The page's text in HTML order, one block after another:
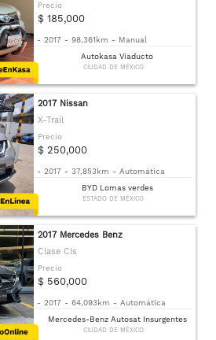
Precio
$ 185,000
- 2017 - 98,361km - Manual
Autokasa Viaducto
CIUDAD DE MÉXICO
2017 Nissan
X-Trail
Precio
$ 250,000
- 2017 - 37,853km - Automática
BYD Lomas verdes
ESTADO DE MÉXICO
2017 Mercedes Benz
Clase Cls
Precio
$ 560,000
- 2017 - 64,093km - Automática
Mercedes-Benz Autosat Insurgentes
CIUDAD DE MÉXICO